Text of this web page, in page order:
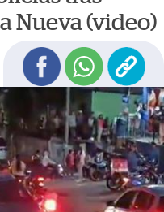
Nueva (video)